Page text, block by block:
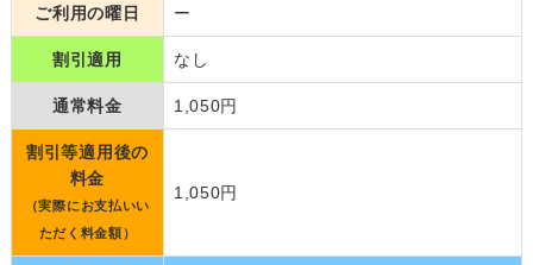
ご利用の曜日 ー
割引適用 なし
通常料金 1,050円
割引等適用後の
料金
（実際にお支払いい
ただく料金額）
1,050円